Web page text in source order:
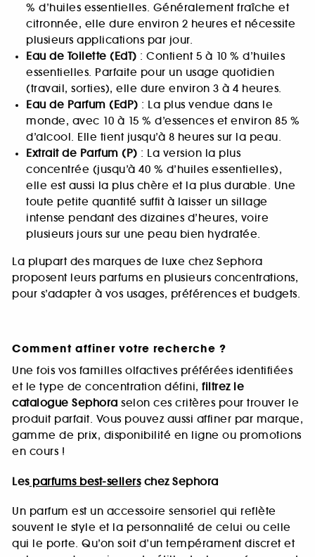
% d’huiles essentielles. Généralement fraîche et
citronnée, elle dure environ 2 heures et nécessite
plusieurs applications par jour.
Eau de Toilette (EdT) : Contient 5 à 10 % d’huiles
essentielles. Parfaite pour un usage quotidien
(travail, sorties), elle dure environ 3 à 4 heures.
Eau de Parfum (EdP) : La plus vendue dans le
monde, avec 10 à 15 % d’essences et environ 85 %
d’alcool. Elle tient jusqu’à 8 heures sur la peau.
Extrait de Parfum (P) : La version la plus
concentrée (jusqu’à 40 % d’huiles essentielles),
elle est aussi la plus chère et la plus durable. Une
toute petite quantité suffit à laisser un sillage
intense pendant des dizaines d’heures, voire
plusieurs jours sur une peau bien hydratée.
La plupart des marques de luxe chez Sephora
proposent leurs parfums en plusieurs concentrations,
pour s’adapter à vos usages, préférences et budgets.
Comment affiner votre recherche ?
Une fois vos familles olfactives préférées identifiées
et le type de concentration défini, filtrez le
catalogue Sephora selon ces critères pour trouver le
produit parfait. Vous pouvez aussi affiner par marque,
gamme de prix, disponibilité en ligne ou promotions
en cours !
Lesparfums best-sellerschez Sephora
Un parfum est un accessoire sensoriel qui reflète
souvent le style et la personnalité de celui ou celle
qui le porte. Qu’on soit d’un tempérament discret et